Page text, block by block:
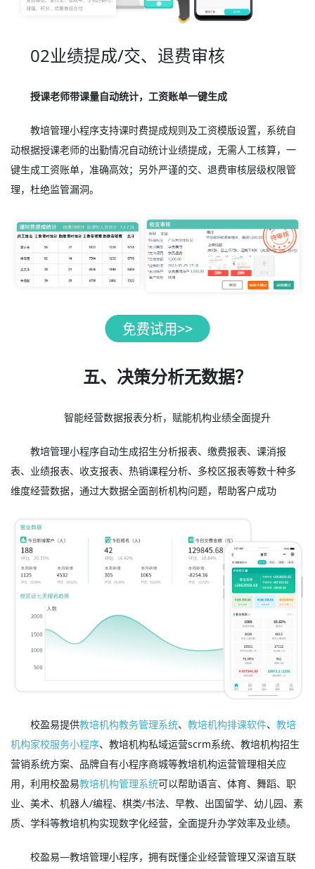
02业绩提成/交、退费审核
授课老师带课量自动统计，工资账单一键生成
教培管理小程序支持课时费提成规则及工资模版设置，系统自
动根据授课老师的出勤情况自动统计业绩提成，无需人工核算，一
键生成工资账单，准确高效；另外严谨的交、退费审核层级权限管
理，杜绝监管漏洞。
五、决策分析无数据？
智能经营数据报表分析，赋能机构业绩全面提升
教培管理小程序自动生成招生分析报表、缴费报表、课消报
表、业绩报表、收支报表、热销课程分析、多校区报表等数十种多
维度经营数据，通过大数据全面剖析机构问题，帮助客户成功
校盈易提供教培机构教务管理系统、教培机构排课软件、教培
机构家校服务小程序、教培机构私域运营scrm系统、教培机构招生
营销系统方案、品牌自有小程序商城等教培机构运营管理相关应
用，利用校盈易教培机构管理系统可以帮助语言、体育、舞蹈、职
业、美术、机器人/编程、棋类/书法、早教、出国留学、幼儿园、素
质、学科等教培机构实现数字化经营，全面提升办学效率及业绩。
校盈易—教培管理小程序，拥有既懂企业经营管理又深谙互联